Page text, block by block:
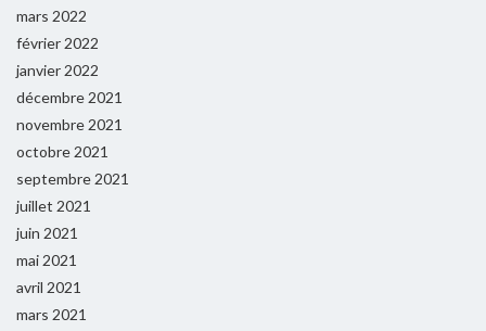
mars 2022
février 2022
janvier 2022
décembre 2021
novembre 2021
octobre 2021
septembre 2021
juillet 2021
juin 2021
mai 2021
avril 2021
mars 2021